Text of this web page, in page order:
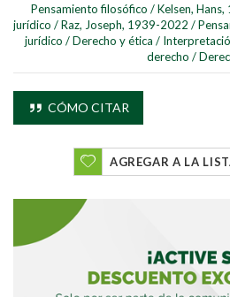
Pensamiento filosófico /Kelsen,
jurídico /Raz, Joseph, 1939-2022 /
jurídico / Derecho y ética /
derecho /
CÓMO CITAR
AGREGAR A LA